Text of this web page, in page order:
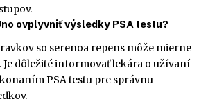
ovplyvniť výsledky PSA testu?
so serenoa repens môže mierne
Je dôležité informovať lekára o užívaní
PSA testu pre správnu